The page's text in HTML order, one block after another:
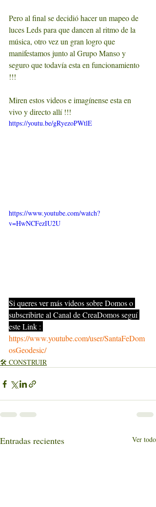
Pero al final se decidió hacer un mapeo de
luces Leds para que dancen al ritmo de la
música, otro vez un gran logro que
manifestamos junto al Grupo Manso y
seguro que todavía esta en funcionamiento
!!!
Miren estos videos e imagínense esta en
vivo y directo allí !!!
https://youtu.be/gRyezoPWtlE
https://www.youtube.com/watch?
v=HwNCFezIU2U
Si queres ver más videos sobre Domos o
subscribirte al Canal de CreaDomos seguí
este Link :
https://www.youtube.com/user/SantaFeDom
osGeodesic/
🛠️ CONSTRUIR
Entradas recientes Ver todo